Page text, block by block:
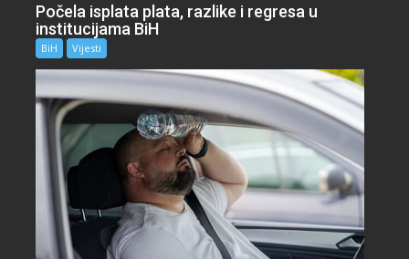
Počela isplata plata, razlike i regresa u
institucijama BiH
BiH Vijesti